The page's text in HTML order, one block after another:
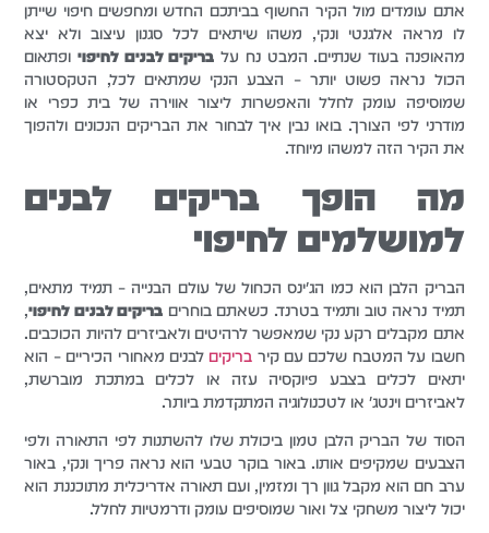
אתם עומדים מול הקיר החשוף בביתכם החדש ומחפשים חיפוי שייתן
לו מראה אלגנטי ונקי, משהו שיתאים לכל סגנון עיצוב ולא יצא
מהאופנה בעוד שנתיים. המבט נח על בריקים לבנים לחיפויופתאום
הכול נראה פשוט יותר – הצבע הנקי שמתאים לכל, הטקסטורה
שמוסיפה עומק לחלל והאפשרות ליצור אווירה של בית כפרי או
מודרני לפי הצורך. בואו נבין איך לבחור את הבריקים הנכונים ולהפוך
את הקיר הזה למשהו מיוחד.
מה הופך בריקים לבנים
למושלמים לחיפוי
הבריק הלבן הוא כמו הג'ינס הכחול של עולם הבנייה – תמיד מתאים,
תמיד נראה טוב ותמיד בטרנד. כשאתם בוחרים בריקים לבנים לחיפוי,
אתם מקבלים רקע נקי שמאפשר לרהיטים ולאביזרים להיות הכוכבים.
חשבו על המטבח שלכם עם קיר בריקים לבנים מאחורי הכיריים – הוא
יתאים לכלים בצבע פיוקסיה עזה או לכלים במתכת מוברשת,
לאביזרים וינטג' או לטכנולוגיה המתקדמת ביותר.
הסוד של הבריק הלבן טמון ביכולת שלו להשתנות לפי התאורה ולפי
הצבעים שמקיפים אותו. באור בוקר טבעי הוא נראה פריך ונקי, באור
ערב חם הוא מקבל גוון רך ומזמין, ועם תאורה אדריכלית מתוכננת הוא
יכול ליצור משחקי צל ואור שמוסיפים עומק ודרמטיות לחלל.